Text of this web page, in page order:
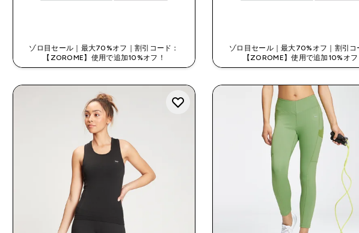
ゾロ目セール｜最大70%オフ｜割引コード：
【ZOROME】使用で追加10%オフ！
ゾロ目セール｜最大70%オフ｜割引コ
【ZOROME】使用で追加10%オフ